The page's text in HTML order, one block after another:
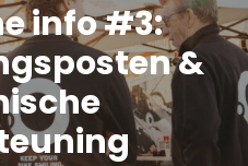
info #3:
&